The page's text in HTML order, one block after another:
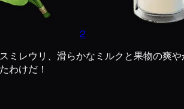
2
ミレウリ、滑らかなミルクと果物の爽
わけだ！